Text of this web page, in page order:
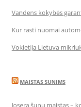
Vandens kokybės
Kur rasti nuomai
Vokietija Lietuva
MAISTAS SUNIMS
Josera šunų maistas –